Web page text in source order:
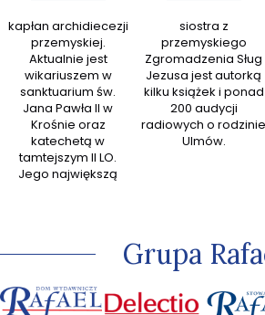
kapłan archidiecezji
przemyskiej.
Aktualnie jest
wikariuszem w
sanktuarium św.
Jana Pawła II w
Krośnie oraz
katechetą w
tamtejszym II LO.
Jego największą
odkrywać miłość
siostra z
przemyskiego
Zgromadzenia Sług
Jezusa jest autorką
kilku książek i ponad
200 audycji
radiowych o rodzinie
Ulmów.
Grupa